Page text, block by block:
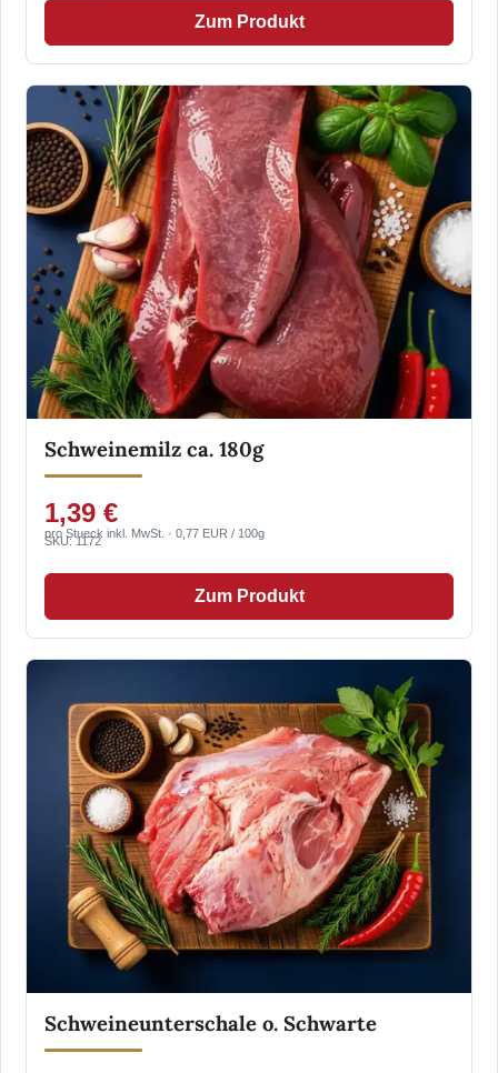
Zum Produkt
Schweinemilz ca. 180g
1,39 €
pro Stueck inkl. MwSt. · 0,77 EUR / 100g
SKU: 1172
Zum Produkt
Schweineunterschale o. Schwarte